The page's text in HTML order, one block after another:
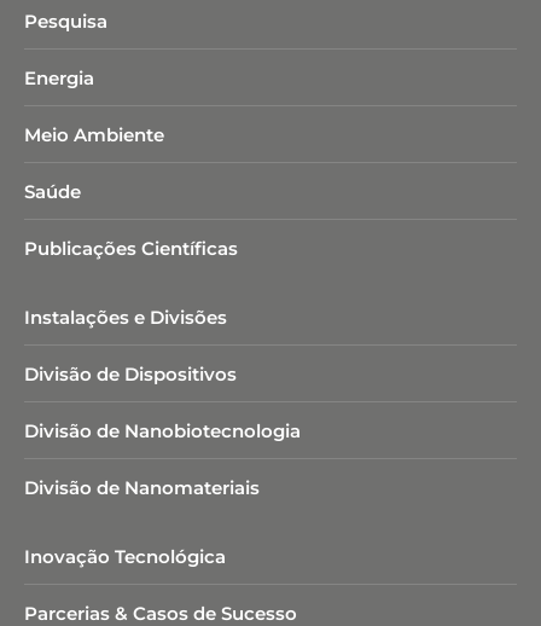
Pesquisa
Energia
Meio Ambiente
Saúde
Publicações Científicas
Instalações e Divisões
Divisão de Dispositivos
Divisão de Nanobiotecnologia​
Divisão de Nanomateriais
Inovação Tecnológica
Parcerias & Casos de Sucesso